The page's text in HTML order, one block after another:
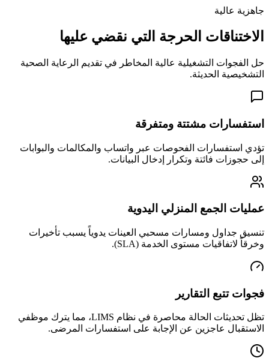
جاهزية عالية
الاختناقات الحرجة التي نقضي عليها
حل الفجوات التشغيلية عالية المخاطر في تقديم الرعاية الصحية
التشخيصية الحديثة.
استفسارات مشتتة ومتفرقة
تؤدي استفسارات الفحوصات عبر واتساب والمكالمات والبوابات
إلى حجوزات فائتة وتكرار إدخال البيانات.
عمليات الجمع المنزلي اليدوية
تنسيق جداول ومسارات مسحبي العينات يدوياً يسبب تأخيرات
وخرقاً لاتفاقيات مستوى الخدمة (SLA).
فجوات تتبع التقارير
تظل تحديثات الحالة محاصرة في نظام LIMS، مما يترك موظفي
الاستقبال عاجزين عن الإجابة على استفسارات المرضى.